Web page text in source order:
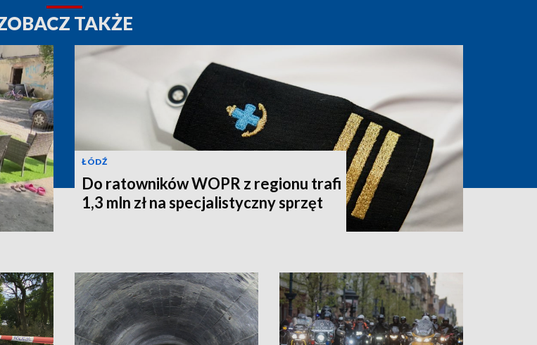
TAKŻE
ŁÓDŹ
Do ratowników WOPR z regionu trafi
1,3 mln zł na specjalistyczny sprzęt